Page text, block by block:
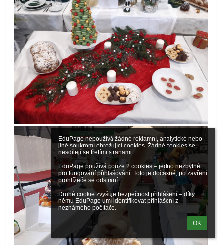
EduPage nepoužívá žádné reklamní, analytické nebo
jiné soukromí ohrožující cookies. Žádné cookies se
nesdílejí se třetími stranami.
EduPage používá pouze 2 cookies – jedno nezbytné
pro fungování přihlašování. Toto je dočasné, po zavření
prohlížeče se odstraní.
Druhé cookie zvyšuje bezpečnost přihlášení – díky
němu EduPage umí identifikovat přihlášení z
neznámého počítače.
OK